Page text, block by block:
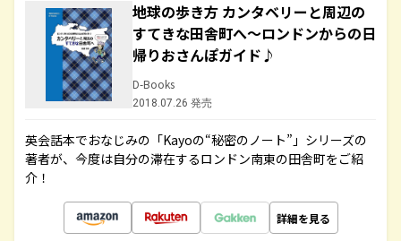
地球の歩き方 カンタベリーと周辺の
すてきな田舎町へ～ロンドンからの日
帰りおさんぽガイド♪
D-Books
2018.07.26 発売
英会話本でおなじみの「Kayoの“秘密のノート”」シリーズの
著者が、今度は自分の滞在するロンドン南東の田舎町をご紹
介！
詳細を見る